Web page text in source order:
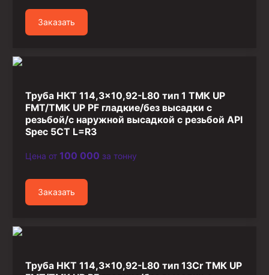
Заказать
Труба НКТ 114,3×10,92-L80 тип 1 ТМК UP
FMT/ТМК UP PF гладкие/без высадки с
резьбой/с наружной высадкой с резьбой API
Spec 5CT L=R3
Цена от 100 000 за тонну
Заказать
Труба НКТ 114,3×10,92-L80 тип 13Cr ТМК UP